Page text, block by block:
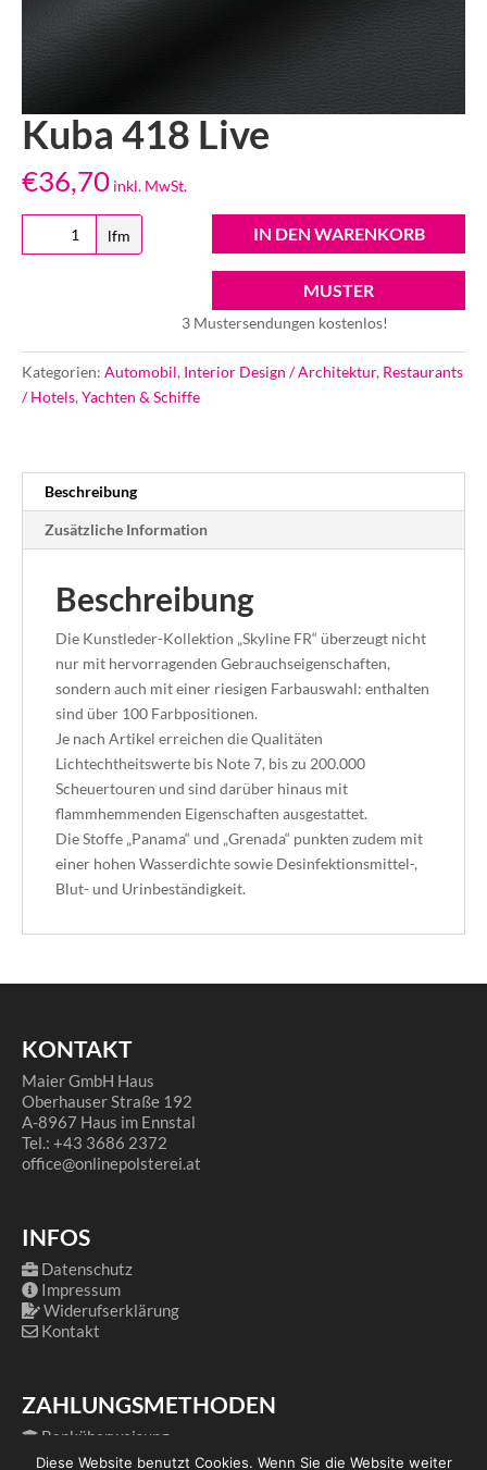
Kuba 418 Live
€36,70 inkl. MwSt.
418
lfm IN DEN WARENKORB
MUSTER
3 Mustersendungen kostenlos!
Kategorien: Automobil, Interior Design / Architektur, Restaurants
/ Hotels, Yachten & Schiffe
Beschreibung
Zusätzliche Information
Beschreibung
Die Kunstleder-Kollektion „Skyline FR“ überzeugt nicht
nur mit hervorragenden Gebrauchseigenschaften,
sondern auch mit einer riesigen Farbauswahl: enthalten
sind über 100 Farbpositionen.
Je nach Artikel erreichen die Qualitäten
Lichtechtheitswerte bis Note 7, bis zu 200.000
Scheuertouren und sind darüber hinaus mit
flammhemmenden Eigenschaften ausgestattet.
Die Stoffe „Panama“ und „Grenada“ punkten zudem mit
einer hohen Wasserdichte sowie Desinfektionsmittel-,
Blut- und Urinbeständigkeit.
KONTAKT
Maier GmbH Haus
Oberhauser Straße 192
A-8967 Haus im Ennstal
Tel.: +43 3686 2372
office@onlinepolsterei.at
INFOS
Datenschutz
Impressum
Widerufserklärung
Kontakt
ZAHLUNGSMETHODEN
Banküberweisung
PayPal
Diese Website benutzt Cookies. Wenn Sie die Website weiter